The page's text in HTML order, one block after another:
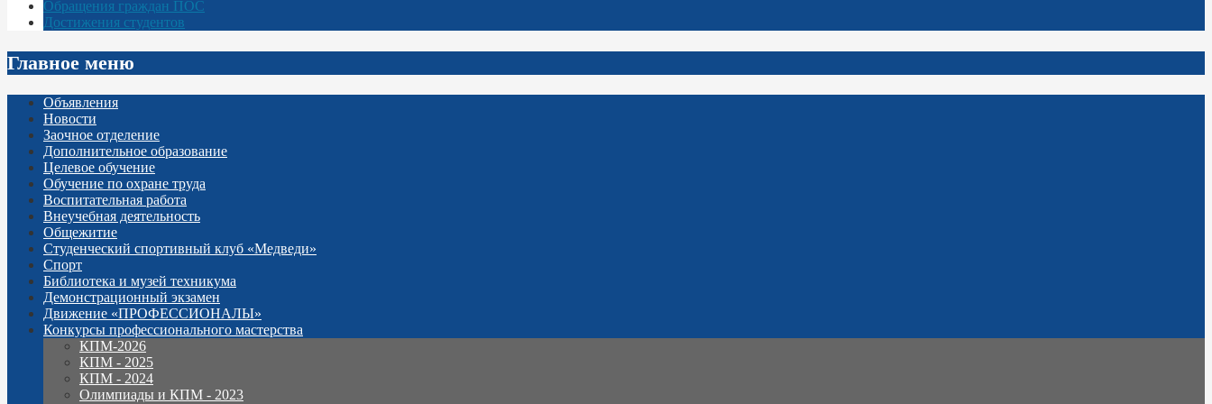
Обращения граждан ПОС
Достижения студентов
Главное меню
Объявления
Новости
Заочное отделение
Дополнительное образование
Целевое обучение
Обучение по охране труда
Воспитательная работа
Внеучебная деятельность
Общежитие
Студенческий спортивный клуб «Медведи»
Спорт
Библиотека и музей техникума
Демонстрационный экзамен
Движение «ПРОФЕССИОНАЛЫ»
Конкурсы профессионального мастерства
КПМ-2026
КПМ - 2025
КПМ - 2024
Олимпиады и КПМ - 2023